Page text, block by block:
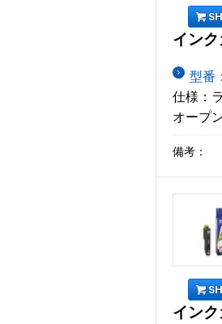
イン
型番
仕様：
オープ
備考：
イン